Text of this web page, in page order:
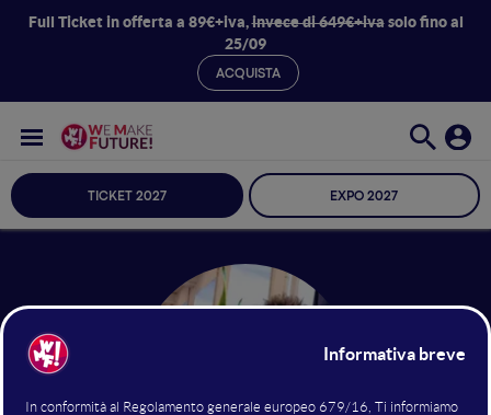
Full Ticket in offerta a 89€+iva,invece di 649€+ivasolo fino al
25/09
ACQUISTA
TICKET 2027 EXPO 2027